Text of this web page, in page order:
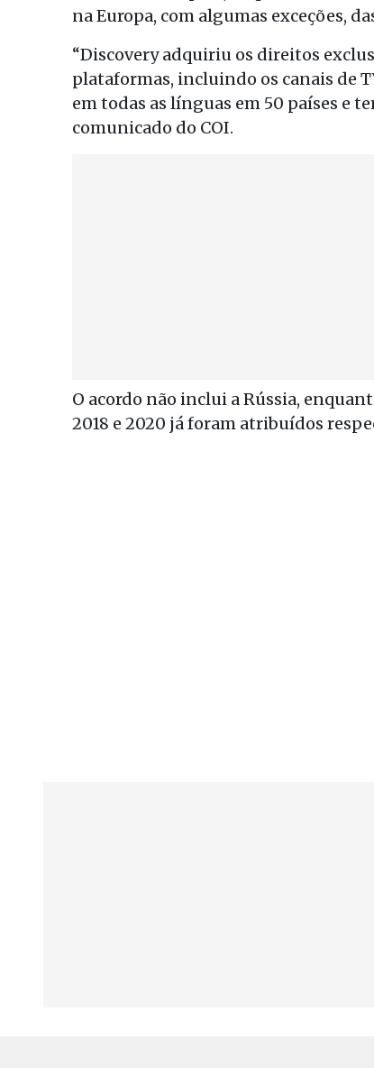
na Europa, com algumas exceções,
“Discovery adquiriu os direitos
plataformas, incluindo os canais de
em todas as línguas em 50 países e
comunicado do COI.
O acordo não inclui a Rússia,
2018 e 2020 já foram atribuídos